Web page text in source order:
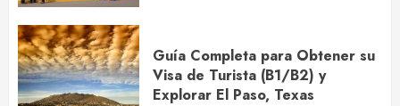
Guía Completa para Obtener su
Visa de Turista (B1/B2) y
Explorar El Paso, Texas